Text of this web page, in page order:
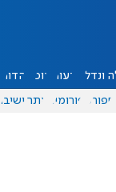
ונדל"ן דעות אוכל יהדות
ספורט פורומים אתר ישיבה